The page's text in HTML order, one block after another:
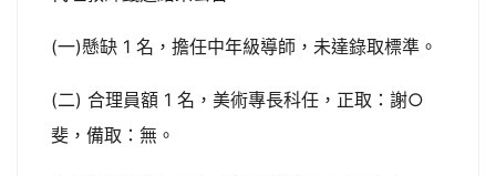
(一)懸缺 1 名，擔任中年級導師，未達錄取標準。
(二) 合理員額 1 名，美術專長科任，正取：謝○
斐，備取：無。